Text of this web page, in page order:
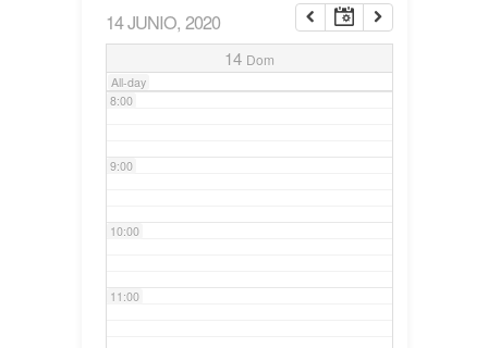
14 JUNIO, 2020
14 Dom
All-day
7:00
8:00
9:00
10:00
11:00